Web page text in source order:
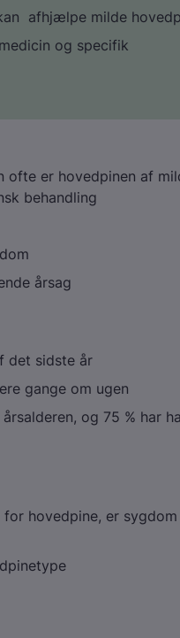
afhjælpe milde
og specifik
ofte er hovedpinen af
behandling
årsag
det sidste år
gange om ugen
og 75 % har
hovedpine, er